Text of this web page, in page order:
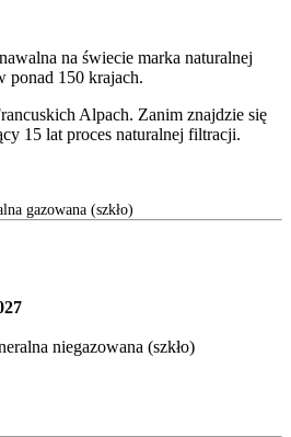
na świecie marka naturalnej
ponad 150 krajach.
Alpach. Zanim znajdzie się
15 lat proces naturalnej filtracji.
gazowana (szkło)
niegazowana (szkło)